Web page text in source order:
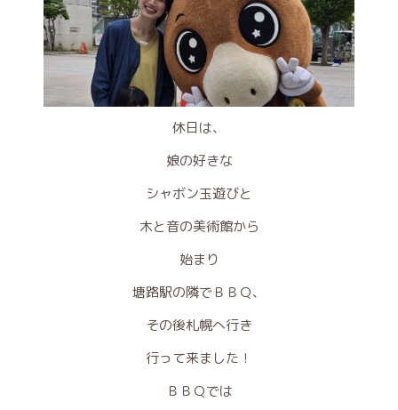
休日は、
娘の好きな
シャボン玉遊びと
木と音の美術館から
始まり
塘路駅の隣でＢＢＱ、
その後札幌へ行き
行って来ました！
ＢＢＱでは